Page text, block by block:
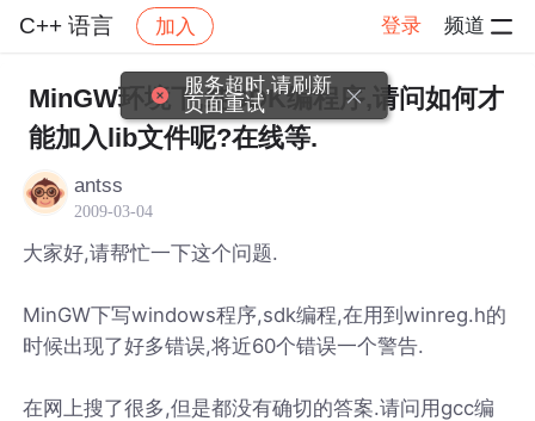
C++ 语言 加入 登录 频道
社区 C++ 语言 帖子详情
MinGW环境下,纯SDK编程序,请问如何才
能加入lib文件呢?在线等.
antss
2009-03-04
大家好,请帮忙一下这个问题.
MinGW下写windows程序,sdk编程,在用到winreg.h的
时候出现了好多错误,将近60个错误一个警告.
在网上搜了很多,但是都没有确切的答案.请问用gcc编
服务超时,请刷新
页面重试